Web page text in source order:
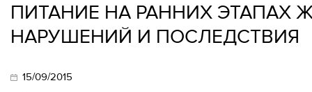
ПИТАНИЕ НА РАННИХ ЭТАПАХ
НАРУШЕНИЙ И ПОСЛЕДСТВИЯ
15/09/2015